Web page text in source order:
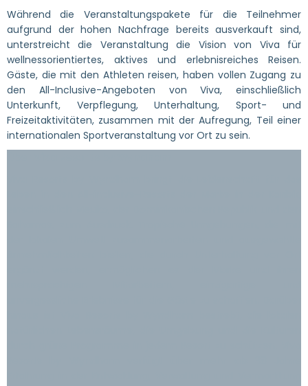
Während die Veranstaltungspakete für die Teilnehmer
aufgrund der hohen Nachfrage bereits ausverkauft sind,
unterstreicht die Veranstaltung die Vision von Viva für
wellnessorientiertes, aktives und erlebnisreiches Reisen.
Gäste, die mit den Athleten reisen, haben vollen Zugang zu
den All-Inclusive-Angeboten von Viva, einschließlich
Unterkunft, Verpflegung, Unterhaltung, Sport- und
Freizeitaktivitäten, zusammen mit der Aufregung, Teil einer
internationalen Sportveranstaltung vor Ort zu sein.